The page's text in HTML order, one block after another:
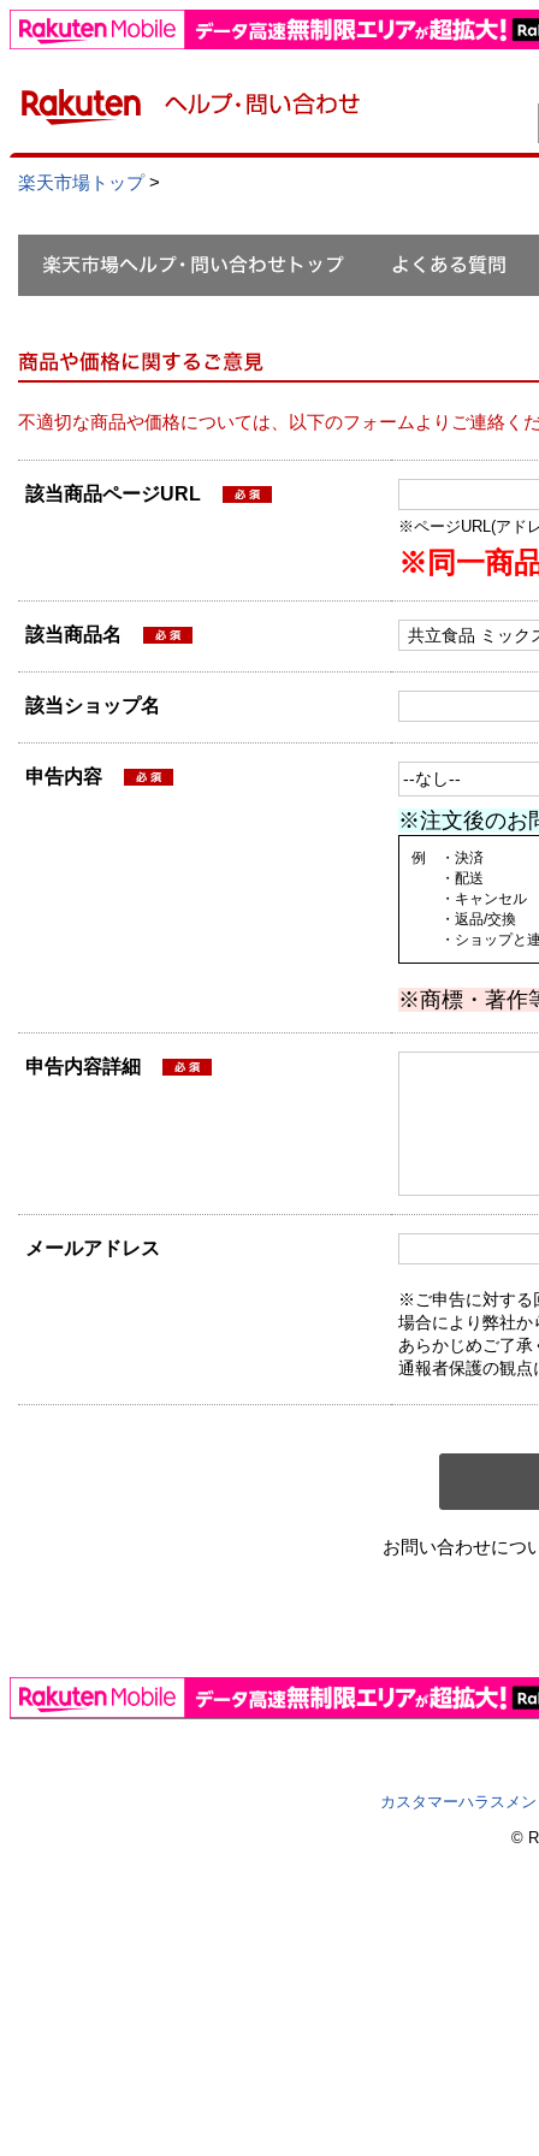
楽天市場トップ>
不適切な商品や価格については、以下のフォームよりご連絡く
該当商品ページURL
※ページURL(アド
※同一商
該当商品名
該当ショップ名
申告内容
※注文後のお
例 ・決済
・配送
・キャンセル
・返品/交換
・ショップと連
※商標・著作
申告内容詳細
メールアドレス
※ご申告に対する
場合により弊社か
あらかじめご了承
通報者保護の観点
お問い合わせにつ
カスタマーハラスメ
©